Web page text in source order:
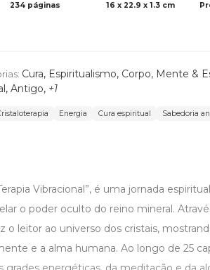
234 páginas 16 x 22.9 x 1.3 cm
Cura, Espiritualismo, Corpo, Mente &
, Antigo, +1
Energia Cura espiritual Sabedoria
Vibracional”, é uma jornada
o poder oculto do reino mineral.
o leitor ao universo dos cristais,
e a alma humana. Ao longo de 25